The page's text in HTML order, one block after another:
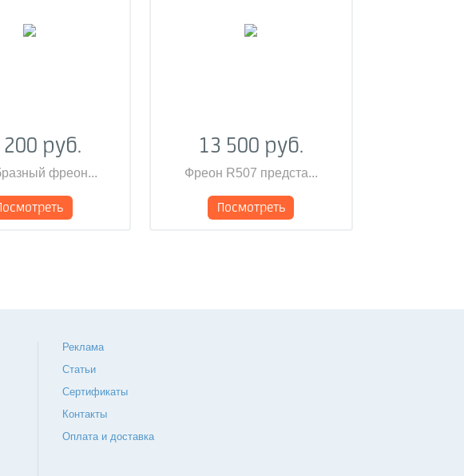
200 руб.
фреон...
13 500 руб.
Фреон R507 предста...
Посмотреть
Реклама
Статьи
Сертификаты
Контакты
Оплата и доставка